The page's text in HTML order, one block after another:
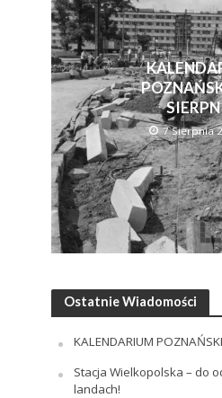
7 Sierpnia
Ostatnie Wiadomości
KALENDARIUM
Stacja Wielkopolska – do
landach!